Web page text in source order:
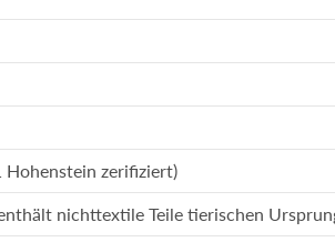
Hohenstein zerifiziert)
nichttextile Teile tierischen